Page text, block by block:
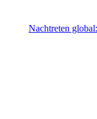
Nachtreten